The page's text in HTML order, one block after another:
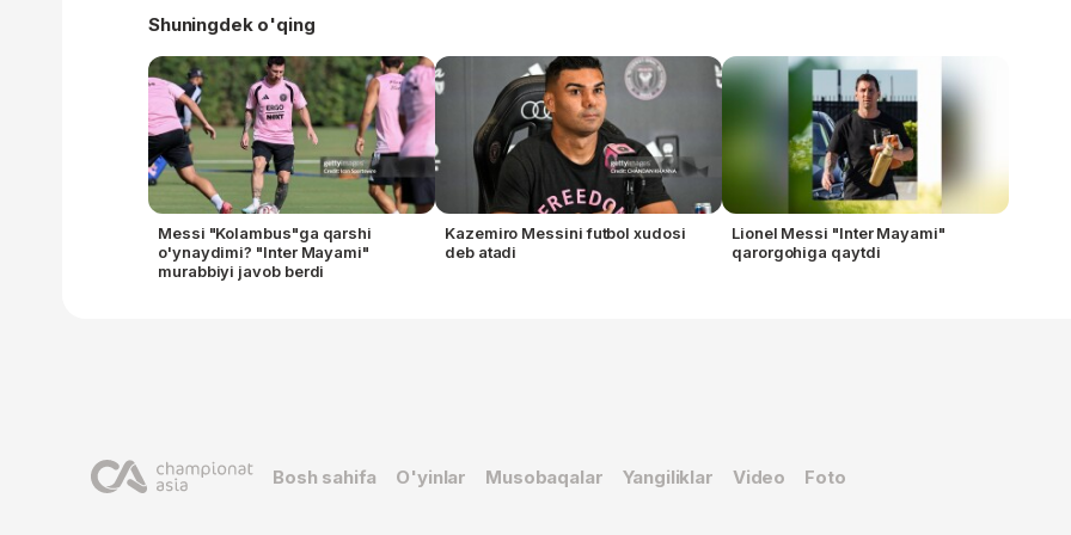
Shuningdek o'qing
Messi "Kolambus"ga qarshi
o'ynaydimi? "Inter Mayami"
murabbiyi javob berdi
Kazemiro Messini futbol xudosi
deb atadi
Lionel Messi "Inter Mayami"
qarorgohiga qaytdi
Bosh sahifa O'yinlar Musobaqalar Yangiliklar Video Foto